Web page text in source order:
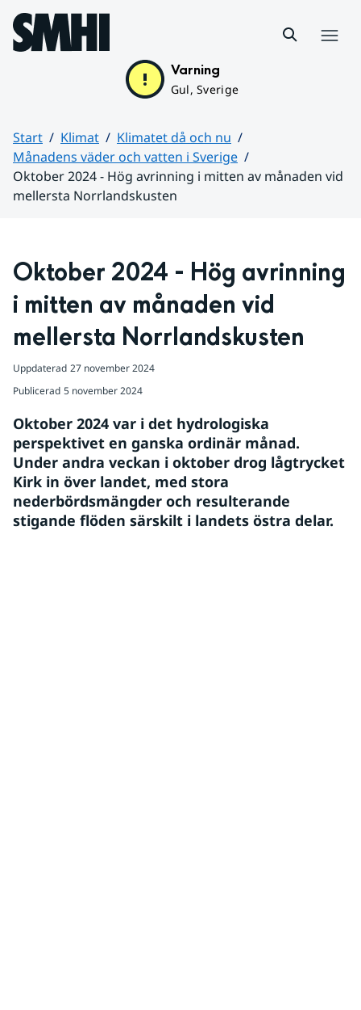
Hoppa till sidans innehåll
Varning
Gul, Sverige
Start Klimat
Klimatet då och nu
Månadens väder och vatten i Sverige
Oktober 2024 - Hög avrinning i mitten av månaden vid
mellersta Norrlandskusten
Oktober 2024 - Hög avrinning
i mitten av månaden vid
mellersta Norrlandskusten
Uppdaterad 27 november 2024
Publicerad 5 november 2024
Oktober 2024 var i det hydrologiska
perspektivet en ganska ordinär månad.
Under andra veckan i oktober drog lågtrycket
Kirk in över landet, med stora
nederbördsmängder och resulterande
stigande flöden särskilt i landets östra delar.